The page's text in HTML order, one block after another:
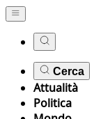
Cerca
Attualità
Politica